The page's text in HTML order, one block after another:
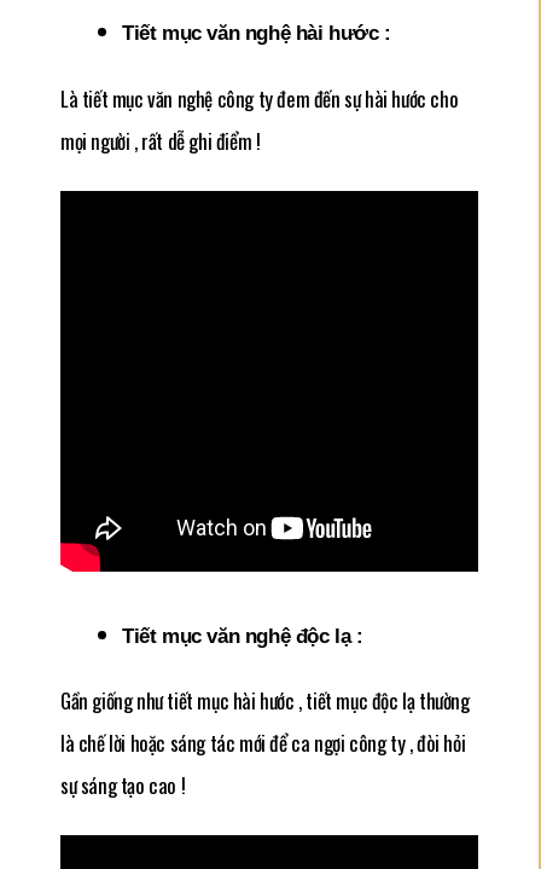
Tiết mục văn nghệ hài hước :
Là tiết mục văn nghệ công ty đem đến sự hài hước cho
mọi người , rất dễ ghi điểm !
Tiết mục văn nghệ độc lạ :
Gần giống như tiết mục hài hước , tiết mục độc lạ thường
là chế lời hoặc sáng tác mới để ca ngợi công ty , đòi hỏi
sự sáng tạo cao !